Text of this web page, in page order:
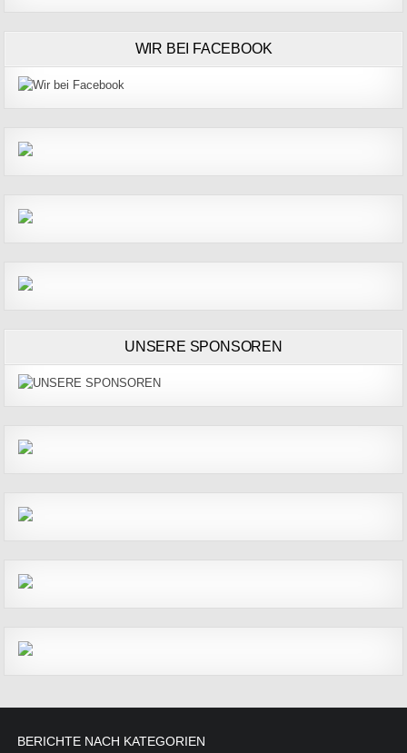
WIR BEI FACEBOOK
UNSERE SPONSOREN
BERICHTE NACH KATEGORIEN